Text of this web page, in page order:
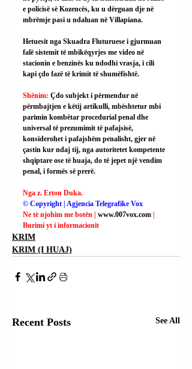
e policisë së Kozencës, ku u dërguan dje në
mbrëmje pasi u ndaluan në Villapiana.
Hetuesit nga Skuadra Fluturuese i gjurmuan
falë sistemit të mbikëqyrjes me video në
stacionin e benzinës ku ndodhi vrasja, i cili
kapi çdo fazë të krimit të shumëfishtë.
Shënim: Çdo subjekt i përmendur në
përmbajtjen e këtij artikulli, mbështetur mbi
parimin kombëtar procedurial penal dhe
universal të prezumimit të pafajsisë,
konsiderohet i pafajshëm penalisht, gjer në
çastin kur ndaj tij, nga autoritetet kompetente
shqiptare ose të huaja, do të jepet një vendim
penal, i formës së prerë.
Nga z. Erton Duka.
© Copyright | Agjencia Telegrafike Vox
Ne të njohim me botën | www.007vox.com
Burimi yt i informacionit
KRIM
KRIM (I HUAJ)
Recent Posts See All